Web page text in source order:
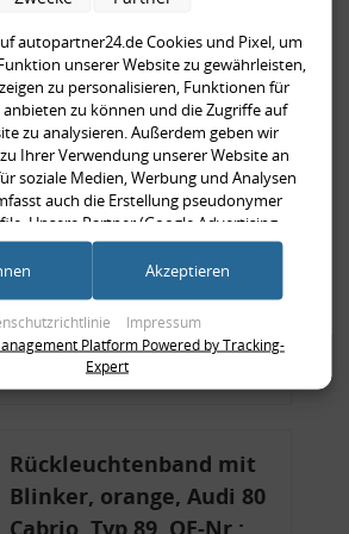
Rückleuchtenband mit
Blinker, rot, US-Ecken,
Audi 80 Cabrio, Typ 89,
OE-Nr.: 8G0945225 +
8G0945225C
999,99 €
inkl. gesetzl. MwSt., zzgl.Versandkosten
Merkzettel
Zum Artikel
Rückleuchtenband mit
Blinker, orange, Audi 80
Cabrio, Typ 89, OE-Nr.:
autopartner24.de Cookies und Pixel, um
unserer Website zu gewährleisten,
zu personalisieren, Funktionen für
anbieten zu können und die Zugriffe auf
zu analysieren. Außerdem geben wir
Ihrer Verwendung unserer Website an
soziale Medien, Werbung und Analysen
auch die Erstellung pseudonymer
Unsere Partner (Google Advertising
diese Informationen möglicherweise mit
die Sie ihnen bereitgestellt haben
Nutzung der Dienste gesammelt haben
anderer Geräte). Ihre Einwilligung zur
und Pixeln können Sie jederzeit
Sie auf den Datenschutz-Button links
durch unsere Partner:
Zugriff auf Informationen auf einem Endgerät
Daten zur Auswahl von Werbeanzeigen
Impressum
Akzeptieren
Platform Powered by Tracking-
Expert